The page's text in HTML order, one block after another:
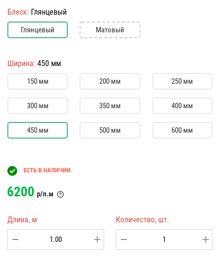
Блеск: Глянцевый
Глянцевый Матовый
Ширина: 450 мм
150 мм 200 мм 250 мм
300 мм 350 мм 400 мм
450 мм 500 мм 600 мм
ЕСТЬ В НАЛИЧИИ
6200 р/п.м
Длина, м Количество, шт.